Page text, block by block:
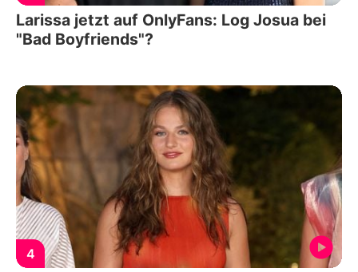
Larissa jetzt auf OnlyFans: Log Josua bei
"Bad Boyfriends"?
4